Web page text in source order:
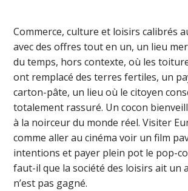
Commerce, culture et loisirs calibrés
avec des offres tout en un, un lieu
du temps, hors contexte, où les
ont remplacé des terres fertiles, un
carton-pâte, un lieu où le citoyen
totalement rassuré. Un cocon
à la noirceur du monde réel. Visiter
comme aller au cinéma voir un film
intentions et payer plein pot le pop-
faut-il que la société des loisirs ait un
n’est pas gagné.